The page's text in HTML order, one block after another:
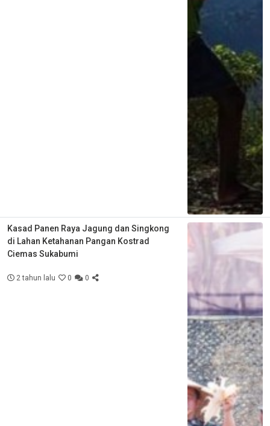
Kasad Panen Raya Jagung dan Singkong
di Lahan Ketahanan Pangan Kostrad
Ciemas Sukabumi
2 tahun lalu 0 0